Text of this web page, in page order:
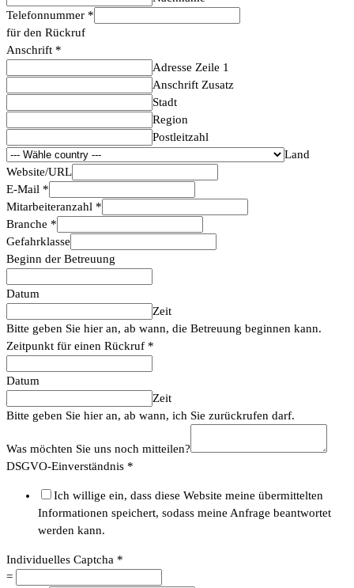
Telefonnummer *
für den Rückruf
Anschrift *
Adresse Zeile 1
Anschrift Zusatz
Stadt
Region
Postleitzahl
Land
Website/URL
E-Mail *
Mitarbeiteranzahl *
Branche *
Gefahrklasse
Beginn der Betreuung
Datum
Zeit
Bitte geben Sie hier an, ab wann, die Betreuung beginnen kann.
Zeitpunkt für einen Rückruf *
Datum
Zeit
Bitte geben Sie hier an, ab wann, ich Sie zurückrufen darf.
Was möchten Sie uns noch mitteilen?
DSGVO-Einverständnis *
Ich willige ein, dass diese Website meine übermittelten
Informationen speichert, sodass meine Anfrage beantwortet
werden kann.
Individuelles Captcha *
=